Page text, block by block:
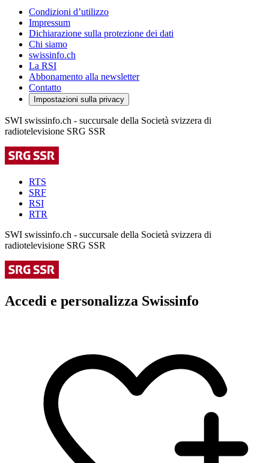
Condizioni d’utilizzo
Impressum
Dichiarazione sulla protezione dei dati
Chi siamo
swissinfo.ch
La RSI
Abbonamento alla newsletter
Contatto
Impostazioni sulla privacy
SWI swissinfo.ch - succursale della Società svizzera di
radiotelevisione SRG SSR
RTS
SRF
RSI
RTR
SWI swissinfo.ch - succursale della Società svizzera di
radiotelevisione SRG SSR
Accedi e personalizza Swissinfo